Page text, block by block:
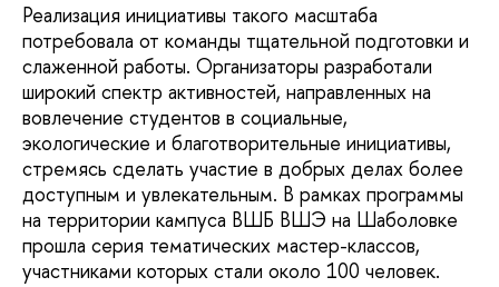
Реализация инициативы такого масштаба
потребовала от команды тщательной подготовки и
слаженной работы. Организаторы разработали
широкий спектр активностей, направленных на
вовлечение студентов в социальные,
экологические и благотворительные инициативы,
стремясь сделать участие в добрых делах более
доступным и увлекательным. В рамках программы
на территории кампуса ВШБ ВШЭ на Шаболовке
прошла серия тематических мастер-классов,
участниками которых стали около 100 человек.